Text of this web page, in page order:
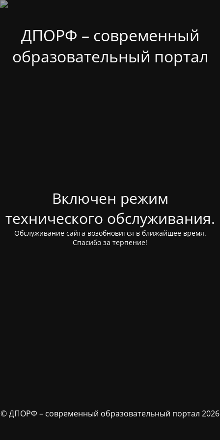
ДПОРФ – современный
образовательный портал
Включен режим
технического обслуживания.
Обслуживание сайта возобновится в ближайшее время.
Спасибо за терпение!
© ДПОРФ – современный образовательный портал 2026